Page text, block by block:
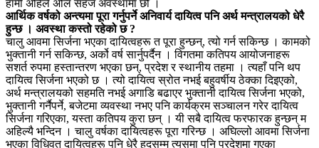
हामी अहिले अलि सहज अवस्थामा छौँ ।
आर्थिक वर्षको अन्त्यमा पूरा गर्नुपर्ने अनिवार्य दायित्व पनि अर्थ मन्त्रालयको धेरै
हुन्छ । अवस्था कस्तो रहेको छ ?
चालु आवमा सिर्जना भएका दायित्वहरू त पूरा हुन्छन्, त्यो गर्न सकिन्छ । कामको
भुक्तानी गर्न सकिन्छ, अर्को वर्ष सार्नुपर्दैन । विगतमा कतिपय आयोजनाहरू
सशर्त रुपमा हस्तान्तरण भएका छन्, प्रदेश र स्थानीय तहमा । त्यहाँ पनि थप
दायित्व सिर्जना भएको छ । त्यो दायित्व स्रोत नभई बहुवर्षीय ठेक्का दिइएको,
अर्थ मन्त्रालयको सहमति नभई अगाडि बढाएर भुक्तानी दायित्व सिर्जना भएको,
भुक्तानी गर्नैपर्ने, बजेटमा व्यवस्था नभए पनि कार्यक्रम सञ्चालन गरेर दायित्व
सिर्जना गरिएका, यस्ता कतिपय कुरा छन् । यी सबै दायित्व फरफारक हुन्छन् म
अहिल्यै भन्दिन । चालु वर्षका दायित्वहरू पूरा गरिन्छ । अघिल्लो आवमा सिर्जना
भएका विधिवत् दायित्वहरू पनि धेरै हदसम्म त्यसमा पनि प्रदेशमा गएका